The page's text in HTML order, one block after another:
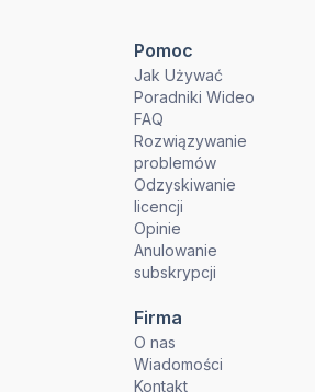
Pomoc
Jak Używać
Poradniki Wideo
FAQ
Rozwiązywanie
problemów
Odzyskiwanie
licencji
Opinie
Anulowanie
subskrypcji
Firma
O nas
Wiadomości
Kontakt